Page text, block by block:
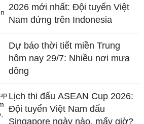
2026 mới nhất: Đội tuyển Việt
Nam đứng trên Indonesia
Dự báo thời tiết miền Trung
hôm nay 29/7: Nhiều nơi mưa
dông
Lịch thi đấu ASEAN Cup 2026:
Đội tuyển Việt Nam đấu
Singapore ngày nào, mấy giờ?